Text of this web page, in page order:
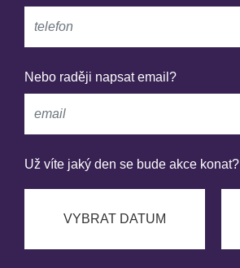
Nebo raději napsat email?
Už víte jaký den se bude akce konat?
VYBRAT DATUM